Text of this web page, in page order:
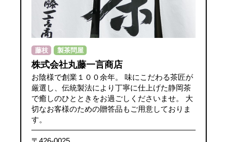
藤枝 製茶問屋
株式会社丸藤一言商店
お陰様で創業１００余年。 味にこだわる茶匠が
厳選し、伝統製法により丁寧に仕上げた静岡茶
で癒しのひとときをお過ごしくださいませ。 大
切なお客様のための贈答品もご用意しておりま
す。